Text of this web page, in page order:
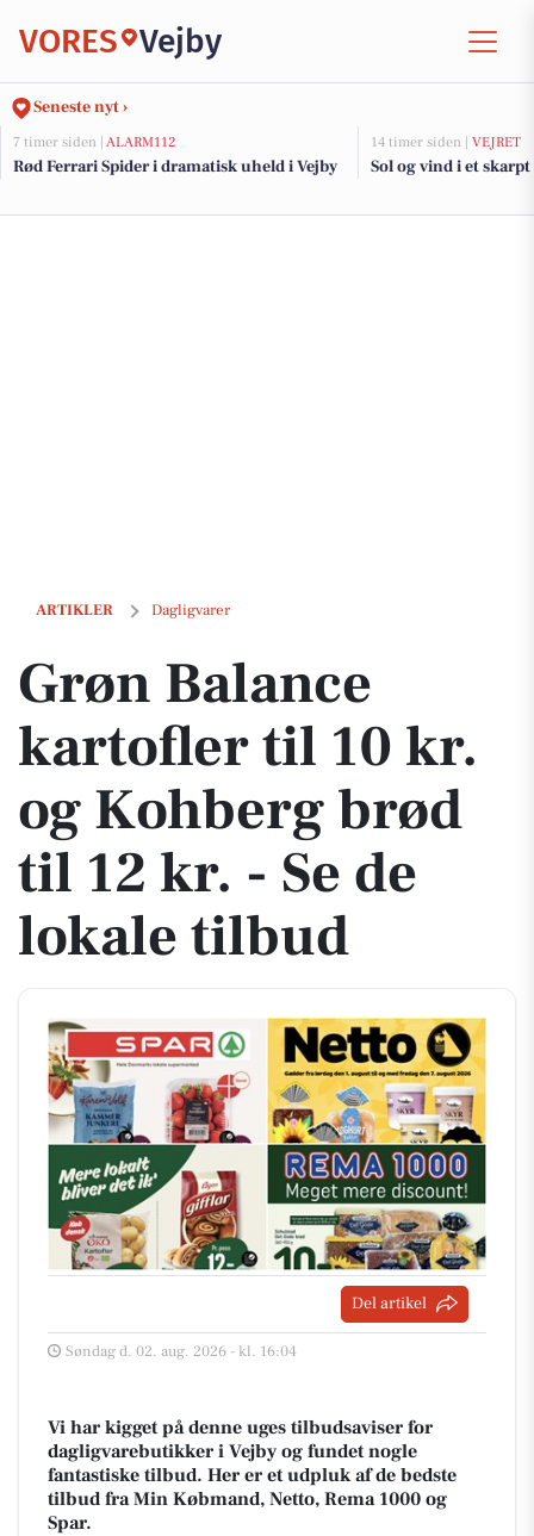
VORES Vejby
Seneste nyt ›
7 timer siden | ALARM112
Rød Ferrari Spider i dramatisk uheld i Vejby
14 timer siden | VEJRET
Sol og vind i et
ARTIKLER Dagligvarer
Grøn Balance kartofler til 10 kr. og Kohberg brød til 12 kr. - Se de
Grøn Balance
kartofler til 10 kr.
og Kohberg brød
til 12 kr. - Se de
lokale tilbud
Del artikel
Søndag d. 02. aug. 2026 - kl. 16:04
Vi har kigget på denne uges tilbudsaviser for
dagligvarebutikker i Vejby og fundet nogle
fantastiske tilbud. Her er et udpluk af de bedste
tilbud fra Min Købmand, Netto, Rema 1000 og
Spar.